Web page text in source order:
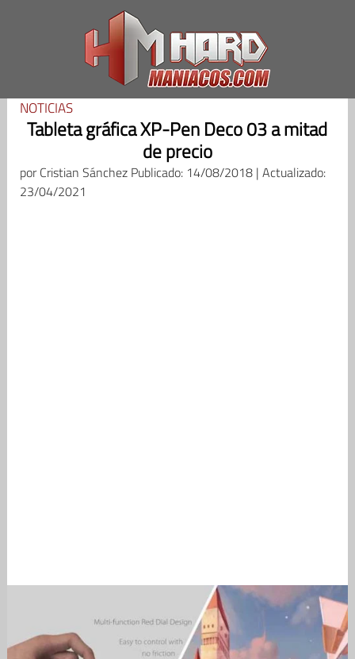
NOTICIAS
Tableta gráfica XP-Pen Deco 03 a mitad
de precio
porCristian Sánchez Publicado: 14/08/2018 | Actualizado:
23/04/2021